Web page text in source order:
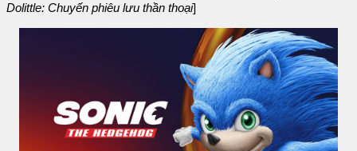
Dolittle: Chuyến phiêu lưu thần thoại]